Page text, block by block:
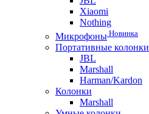
Xiaomi
Nothing
Микрофоны Новинка
Портативные колонки
JBL
Marshall
Harman/Kardon
Колонки
Marshall